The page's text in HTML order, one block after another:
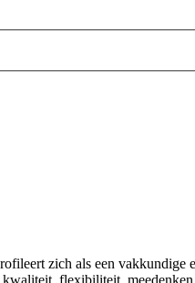
zich als een
flexibiliteit,